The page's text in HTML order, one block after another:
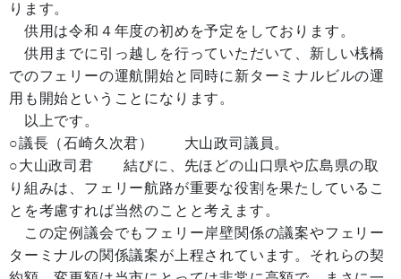
ります。
供用は令和４年度の初めを予定をしております。
供用までに引っ越しを行っていただいて、新しい桟橋
でのフェリーの運航開始と同時に新ターミナルビルの運
用も開始ということになります。
以上です。
○議長（石崎久次君） 大山政司議員。
○大山政司君 結びに、先ほどの山口県や広島県の取
り組みは、フェリー航路が重要な役割を果たしているこ
とを考慮すれば当然のことと考えます。
この定例議会でもフェリー岸壁関係の議案やフェリー
ターミナルの関係議案が上程されています。それらの契